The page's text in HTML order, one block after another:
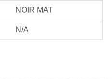
NOIR MAT
N/A